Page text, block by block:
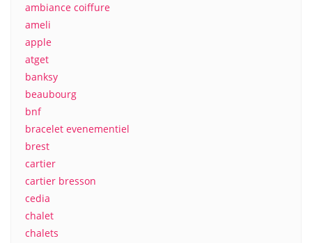
ambiance coiffure
ameli
apple
atget
banksy
beaubourg
bnf
bracelet evenementiel
brest
cartier
cartier bresson
cedia
chalet
chalets